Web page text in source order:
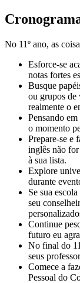
No 11º ano, as
Esforce-se
notas fortes
Busque
ou grupos de
realmente o
Pensando
o momento
Prepare-se e
inglês não
à sua lista.
Explore
durante
Se sua
seu
Continue
futuro eu
No final do
seus
Comece a
Pessoal do